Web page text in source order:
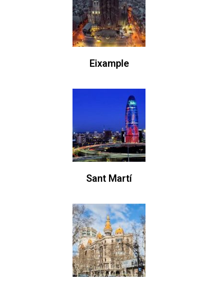
Eixample
Sant Martí